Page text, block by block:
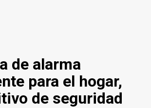
de alarma
para el hogar,
de seguridad